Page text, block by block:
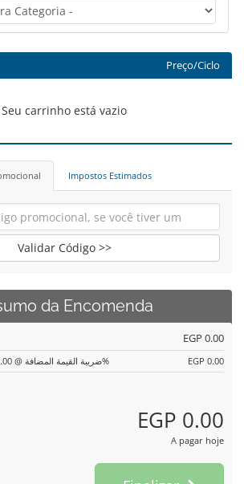
Preço/Ciclo
Seu carrinho está vazio
Impostos Estimados
Validar Código >>
da Encomenda
EGP 0.00
Value added Taxes / ضريبة القيمة المضافة @ 14.00%
EGP 0.00
EGP 0.00
A pagar hoje